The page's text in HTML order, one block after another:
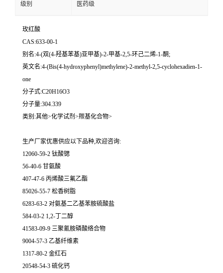
级别 医药级
玫红酸
CAS:633-00-1
别名:4-(双(4-羟基苯基)亚甲基)-2-甲基-2,5-环己二烯-1-酮;
英文名:4-(Bis(4-hydroxyphenyl)methylene)-2-methyl-2,5-cyclohexadien-1-
one
分子式:C20H16O3
分子量:304.339
类别:其他>化学试剂>羰基化合物>
生产厂家优惠供应以下品种,欢迎咨询:
12060-59-2 钛酸锶
56-40-6 甘氨酸
407-47-6 丙烯酸三氟乙酯
85026-55-7 松香树脂
6283-63-2 对氨基二乙基苯胺硫酸盐
584-03-2 1,2-丁二醇
41583-09-9 三聚氰胺磷酸络合物
9004-57-3 乙基纤维素
1317-80-2 金红石
20548-54-3 硫化钙